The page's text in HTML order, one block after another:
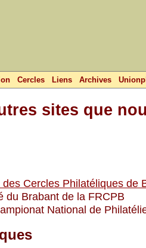
Cercles Liens Archives
sites que
Cercles Philatéliques de
du Brabant de la FRCPB
National de